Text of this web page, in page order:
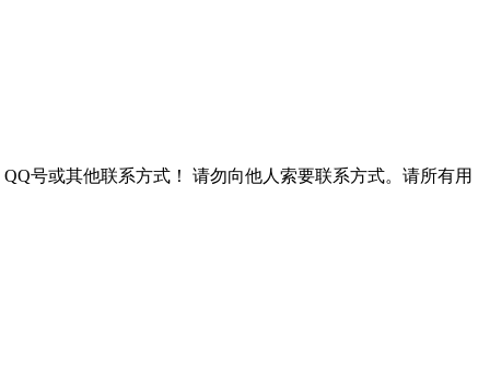
号或其他联系方式！
请勿向他人索要联系方式。请所有用